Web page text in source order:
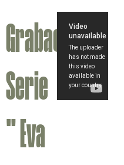
Grabación
Serie
" Eva